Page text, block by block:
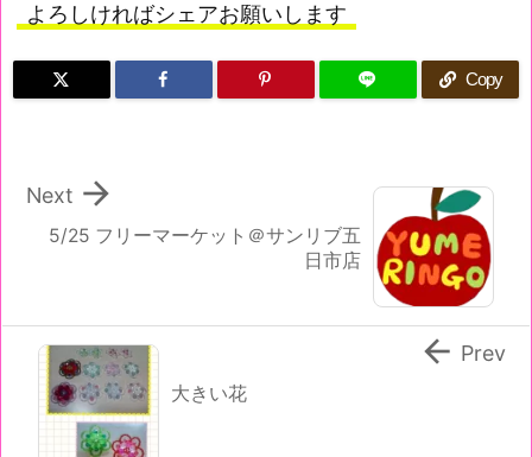
よろしければシェアお願いします
Copy
5/25 フリーマーケット＠サンリブ五
日市店

Next
大きい花
 Prev